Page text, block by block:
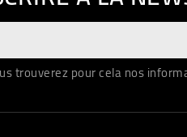
trouverez pour cela nos